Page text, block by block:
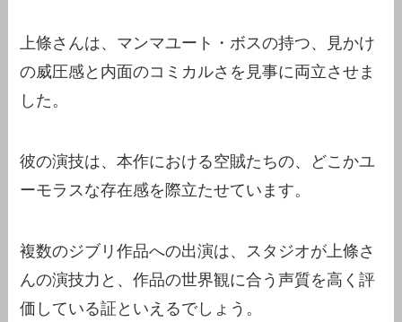
上條さんは、マンマユート・ボスの持つ、見かけ
の威圧感と内面のコミカルさを見事に両立させま
した。
彼の演技は、本作における空賊たちの、どこかユ
ーモラスな存在感を際立たせています。
複数のジブリ作品への出演は、スタジオが上條さ
んの演技力と、作品の世界観に合う声質を高く評
価している証といえるでしょう。